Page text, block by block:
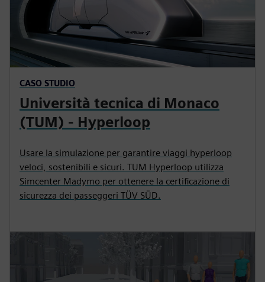
CASO STUDIO
Università tecnica di Monaco
(TUM) - Hyperloop
Usare la simulazione per garantire viaggi hyperloop
veloci, sostenibili e sicuri. TUM Hyperloop utilizza
Simcenter Madymo per ottenere la certificazione di
sicurezza dei passeggeri TÜV SÜD.